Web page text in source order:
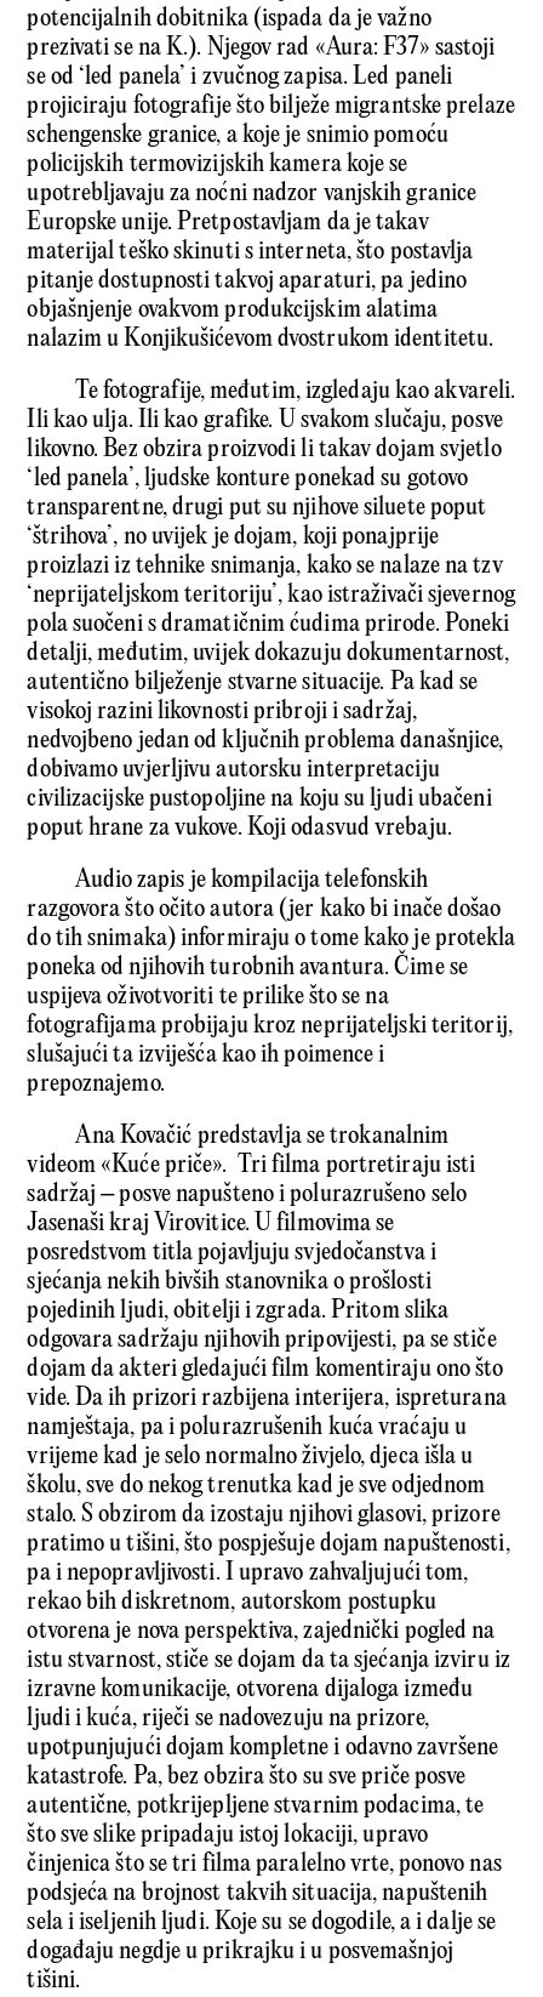
potencijalnih dobitnika (ispada da je važno
prezivati se na K.). Njegov rad «Aura: F37» sastoji
se od ‘led panela’ i zvučnog zapisa. Led paneli
projiciraju fotografije što bilježe migrantske prelaze
schengenske granice, a koje je snimio pomoću
policijskih termovizijskih kamera koje se
upotrebljavaju za noćni nadzor vanjskih granice
Europske unije. Pretpostavljam da je takav
materijal teško skinuti s interneta, što postavlja
pitanje dostupnosti takvoj aparaturi, pa jedino
objašnjenje ovakvom produkcijskim alatima
nalazim u Konjikušićevom dvostrukom identitetu.
Te fotografije, međutim, izgledaju kao akvareli.
Ili kao ulja. Ili kao grafike. U svakom slučaju, posve
likovno. Bez obzira proizvodi li takav dojam svjetlo
‘led panela’, ljudske konture ponekad su gotovo
transparentne, drugi put su njihove siluete poput
‘štrihova’, no uvijek je dojam, koji ponajprije
proizlazi iz tehnike snimanja, kako se nalaze na tzv
‘neprijateljskom teritoriju’, kao istraživači sjevernog
pola suočeni s dramatičnim ćudima prirode. Poneki
detalji, međutim, uvijek dokazuju dokumentarnost,
autentično bilježenje stvarne situacije. Pa kad se
visokoj razini likovnosti pribroji i sadržaj,
nedvojbeno jedan od ključnih problema današnjice,
dobivamo uvjerljivu autorsku interpretaciju
civilizacijske pustopoljine na koju su ljudi ubačeni
poput hrane za vukove. Koji odasvud vrebaju.
Audio zapis je kompilacija telefonskih
razgovora što očito autora (jer kako bi inače došao
do tih snimaka) informiraju o tome kako je protekla
poneka od njihovih turobnih avantura. Čime se
uspijeva oživotvoriti te prilike što se na
fotografijama probijaju kroz neprijateljski teritorij,
slušajući ta izviješća kao ih poimence i
prepoznajemo.
Ana Kovačić predstavlja se trokanalnim
videom «Kuće priče». Tri filma portretiraju isti
sadržaj – posve napušteno i polurazrušeno selo
Jasenaši kraj Virovitice. U filmovima se
posredstvom titla pojavljuju svjedočanstva i
sjećanja nekih bivših stanovnika o prošlosti
pojedinih ljudi, obitelji i zgrada. Pritom slika
odgovara sadržaju njihovih pripovijesti, pa se stiče
dojam da akteri gledajući film komentiraju ono što
vide. Da ih prizori razbijena interijera, ispreturana
namještaja, pa i polurazrušenih kuća vraćaju u
vrijeme kad je selo normalno živjelo, djeca išla u
školu, sve do nekog trenutka kad je sve odjednom
stalo. S obzirom da izostaju njihovi glasovi, prizore
pratimo u tišini, što pospješuje dojam napuštenosti,
pa i nepopravljivosti. I upravo zahvaljujući tom,
rekao bih diskretnom, autorskom postupku
otvorena je nova perspektiva, zajednički pogled na
istu stvarnost, stiče se dojam da ta sjećanja izviru iz
izravne komunikacije, otvorena dijaloga između
ljudi i kuća, riječi se nadovezuju na prizore,
upotpunjujući dojam kompletne i odavno završene
katastrofe. Pa, bez obzira što su sve priče posve
autentične, potkrijepljene stvarnim podacima, te
što sve slike pripadaju istoj lokaciji, upravo
činjenica što se tri filma paralelno vrte, ponovo nas
podsjeća na brojnost takvih situacija, napuštenih
sela i iseljenih ljudi. Koje su se dogodile, a i dalje se
događaju negdje u prikrajku i u posvemašnjoj
tišini.